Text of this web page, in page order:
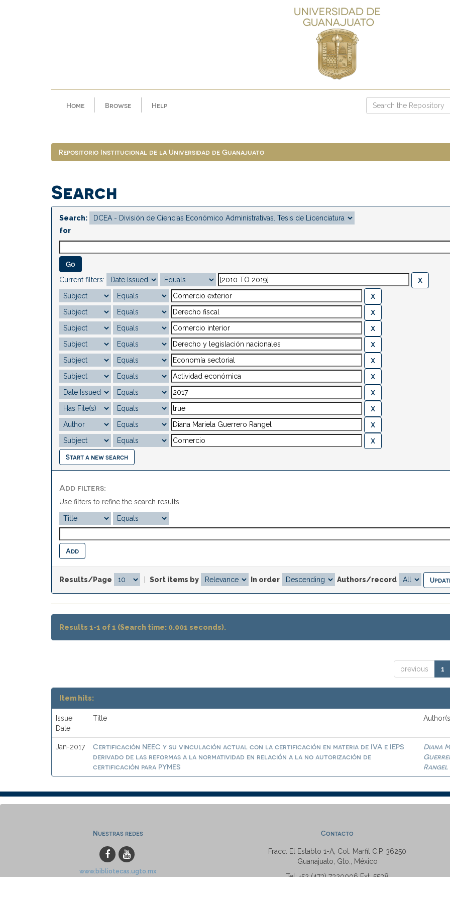
Home Browse Help
Repositorio Institucional de la Universidad de Guanajuato
Search
Search:
for
Current filters:
Start a new search
Add filters:
Use filters to refine the search results.
Results/Page Sort items by In order Authors/record
Results 1-1 of 1 (Search time: 0.001 seconds).
previous 1
Item hits:
Issue
Date
Title
Jan-2017
Certificación NEEC y su vinculación actual con la certificación en materia de IVA e IEPS
derivado de las reformas a la normatividad en relación a la no autorización de
certificación para PYMES
Diana
Rangel
Nuestras redes
www.bibliotecas.ugto.mx
Contacto
Fracc. El Establo 1-A, Col. Marfil C.P. 36250
Guanajuato, Gto., México
Tel: +52 (473) 7320006 Ext. 5538